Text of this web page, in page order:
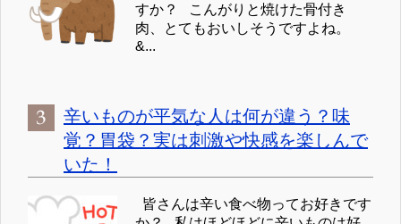
すか？ こんがりと焼けた骨付き
肉、とてもおいしそうですよね。
&...
辛いものが平気な人は何が違う？味
覚？胃袋？実は刺激や快感を楽しんで
いた！
皆さんは辛い食べ物ってお好きです